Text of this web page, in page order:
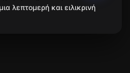
λεπτομερή και ειλικρινή